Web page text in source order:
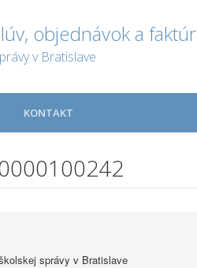
objednávok a faktúr
v Bratislave
KONTAKT
správy v Bratislave